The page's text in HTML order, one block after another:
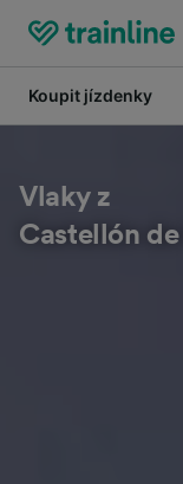
Koupit jízdenky
Vlaky z
Castellón